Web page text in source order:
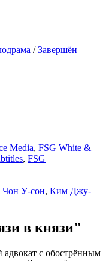
/Завершён
Media, FSG White &
, FSG
Чон У-сон, Ким Джу-
в князи"
с обострённым